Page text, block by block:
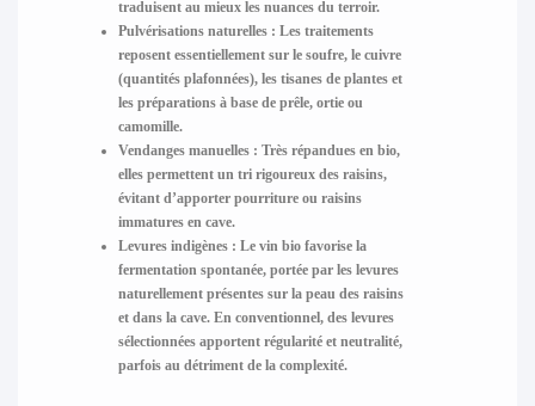
traduisent au mieux les nuances du terroir.
Pulvérisations naturelles : Les traitements
reposent essentiellement sur le soufre, le cuivre
(quantités plafonnées), les tisanes de plantes et
les préparations à base de prêle, ortie ou
camomille.
Vendanges manuelles : Très répandues en bio,
elles permettent un tri rigoureux des raisins,
évitant d’apporter pourriture ou raisins
immatures en cave.
Levures indigènes : Le vin bio favorise la
fermentation spontanée, portée par les levures
naturellement présentes sur la peau des raisins
et dans la cave. En conventionnel, des levures
sélectionnées apportent régularité et neutralité,
parfois au détriment de la complexité.